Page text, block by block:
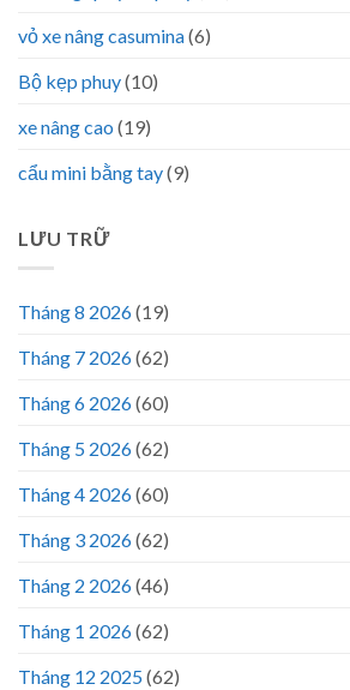
vỏ xe nâng casumina(6)
Bộ kẹp phuy(10)
xe nâng cao (19)
cẩu mini bằng tay(9)
LƯU TRỮ
Tháng 8 2026(19)
Tháng 7 2026(62)
Tháng 6 2026(60)
Tháng 5 2026(62)
Tháng 4 2026(60)
Tháng 3 2026(62)
Tháng 2 2026(46)
Tháng 1 2026(62)
Tháng 12 2025(62)